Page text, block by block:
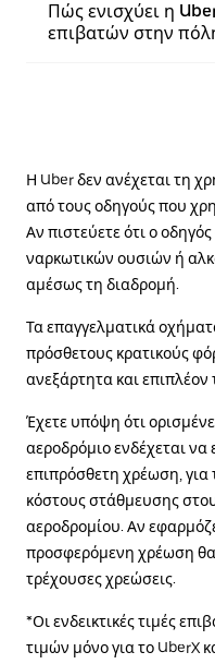
Πώς ενισχύει η
επιβατών στην
Η Uber δεν ανέχεται τη
από τους οδηγούς που
Αν πιστεύετε ότι ο
ναρκωτικών ουσιών ή
αμέσως τη διαδρομή.
Τα επαγγελματικά
πρόσθετους κρατικούς
ανεξάρτητα και επιπλέον
Έχετε υπόψη ότι
αεροδρόμιο ενδέχεται να
επιπρόσθετη χρέωση,
κόστους στάθμευσης
αεροδρομίου. Αν
προσφερόμενη χρέωση
τρέχουσες χρεώσεις.
*Οι ενδεικτικές τιμές
τιμών μόνο για το UberX